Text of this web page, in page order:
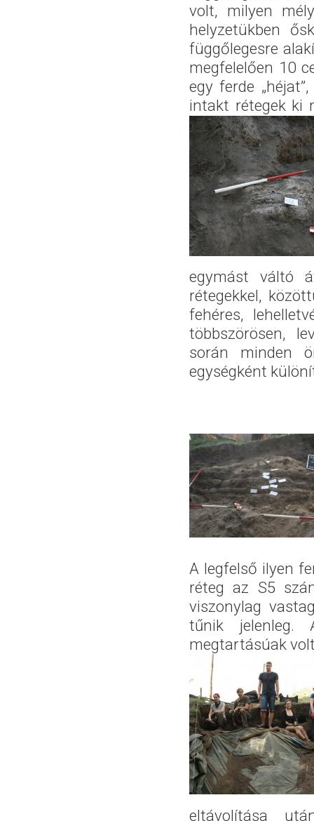
volt, milyen
helyzetükben
függőlegesre
megfelelően 10
egy ferde
intakt rétegek ki
egymást váltó
rétegekkel,
fehéres,
többszörösen,
során minden
egységként
A legfelső ilyen
réteg az S5
viszonylag
tűnik jelenleg.
megtartásúak
eltávolítása